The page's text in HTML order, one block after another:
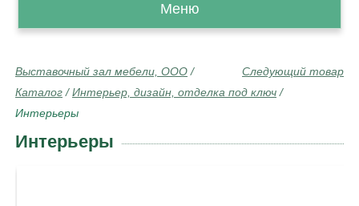
Меню
Следующий товар
Выставочный зал мебели, ООО /
Каталог /Интерьер, дизайн, отделка под ключ /
Интерьеры
Интерьеры